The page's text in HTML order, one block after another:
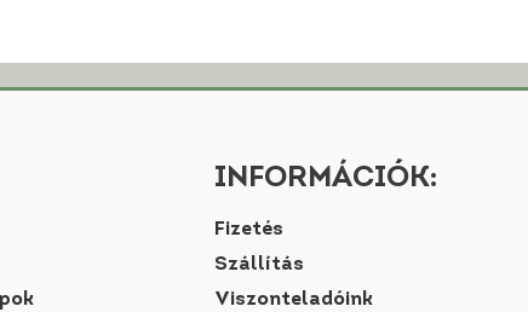
INFORMÁCIÓK:
Fizetés
Szállítás
Viszonteladóink